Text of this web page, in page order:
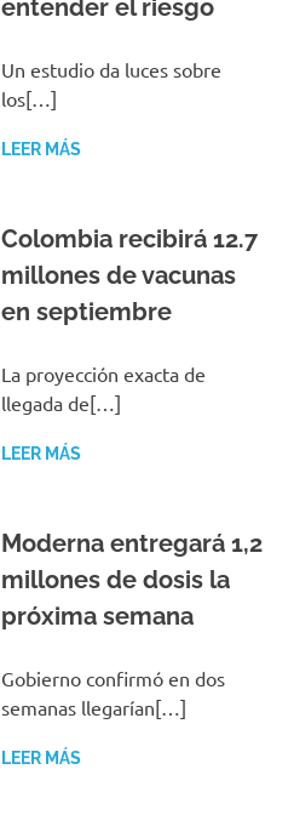
entender el riesgo
Un estudio da luces sobre
los[…]
LEER MÁS
Colombia recibirá 12.7
millones de vacunas
en septiembre
La proyección exacta de
llegada de[…]
LEER MÁS
Moderna entregará 1,2
millones de dosis la
próxima semana
Gobierno confirmó en dos
semanas llegarían[…]
LEER MÁS